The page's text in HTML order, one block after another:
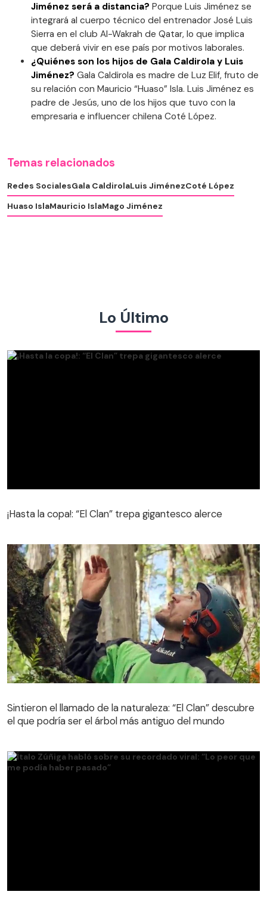
Jiménez será a distancia? Porque Luis Jiménez se
integrará al cuerpo técnico del entrenador José Luis
Sierra en el club Al-Wakrah de Qatar, lo que implica
que deberá vivir en ese país por motivos laborales.
¿Quiénes son los hijos de Gala Caldirola y Luis
Jiménez? Gala Caldirola es madre de Luz Elif, fruto de
su relación con Mauricio “Huaso” Isla. Luis Jiménez es
padre de Jesús, uno de los hijos que tuvo con la
empresaria e influencer chilena Coté López.
Temas relacionados
Redes SocialesGala CaldirolaLuis JiménezCoté López
Huaso IslaMauricio IslaMago Jiménez
Lo Último
¡Hasta la copa!: “El Clan” trepa gigantesco alerce
el que podría ser el árbol más antiguo del mundo
Sintieron el llamado de la naturaleza: “El Clan” descubre
el que podría ser el árbol más antiguo del mundo